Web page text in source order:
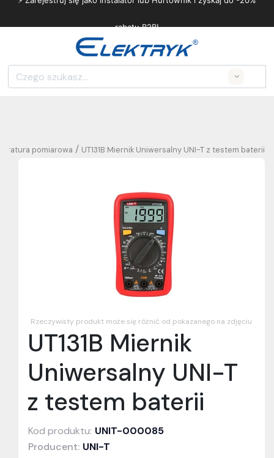
rabatu B2B!
UT131B Miernik Uniwersalny UNI-T z testem baterii
/
pomiarowa
Rzeczywisty produkt może się różnić od pokazanego na zdjęciu
UT131B Miernik
Uniwersalny UNI-T
z testem baterii
Kod produktu: UNIT-000085
Producent: UNI-T